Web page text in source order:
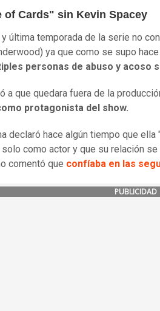
of Cards" sin Kevin Spacey
última temporada de la serie no
ya que como se supo
personas de abuso y acoso
a que quedara fuera de la
protagonista del show.
declaró hace algún tiempo que ella
como actor y que su relación
comentó que confíaba en las
PUBLICIDAD